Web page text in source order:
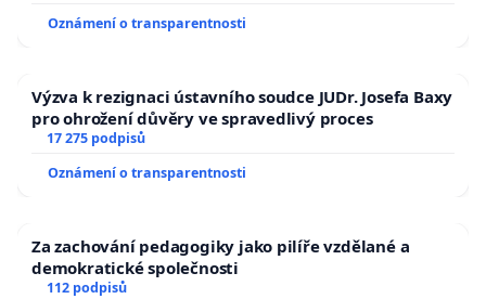
Oznámení o transparentnosti
Výzva k rezignaci ústavního soudce JUDr. Josefa Baxy
pro ohrožení důvěry ve spravedlivý proces
17 275 podpisů
Oznámení o transparentnosti
Za zachování pedagogiky jako pilíře vzdělané a
demokratické společnosti
112 podpisů